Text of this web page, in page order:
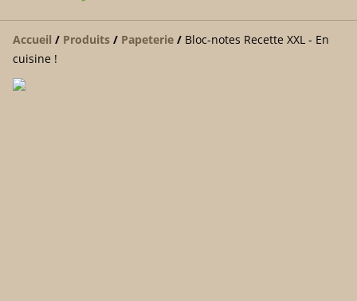
Accueil / Produits / Papeterie / Bloc-notes Recette XXL - En
cuisine !